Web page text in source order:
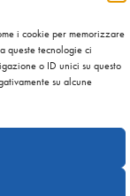
i cookie per memorizzare
queste tecnologie ci
o ID unici su questo
su alcune
LA CRISI.